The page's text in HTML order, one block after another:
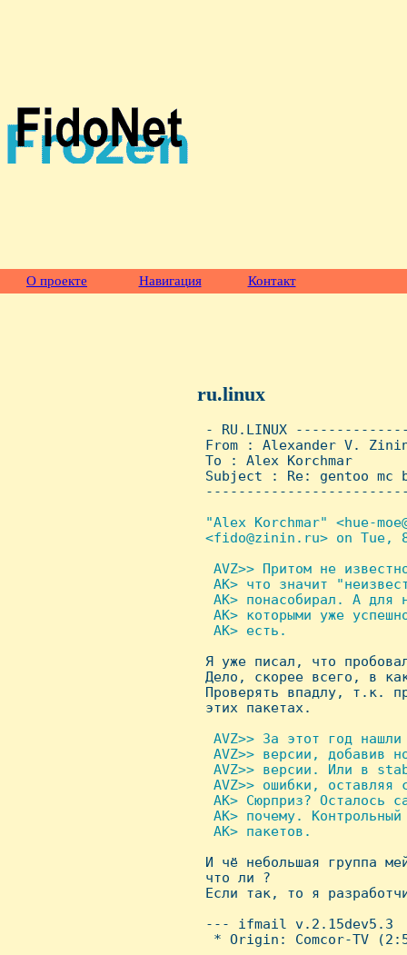
О проекте Навигация Контакт
ru.linux
- RU.LINUX
From : Alexander V.
To : Alex Korchmar
Subject : Re: gentoo mc
"Alex Korchmar" <hue-
<fido@zinin.ru> on Tue,
AVZ>> Притом не
AK> что значит
AK> понасобирал. А для
AK> которыми уже
  AK> есть.
Я уже писал, что
Дело, скорее всего, в
Проверять впадлу, т.к.
этих пакетах.
AVZ>> За этот год
AVZ>> версии, добавив
AVZ>> версии. Или в
AVZ>> ошибки, оставляя
AK> Сюрприз? Осталось
AK> почему.
  AK> пакетов.
И чё небольшая группа
что ли ?
Если так, то я
--- ifmail v.2.15dev5.3
* Origin: Comcor-TV